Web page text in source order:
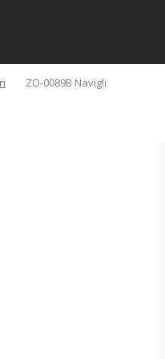
ZO-0089B Navigli